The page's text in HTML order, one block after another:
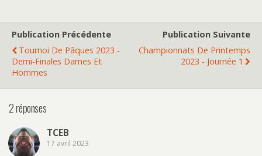
Publication Précédente
Tournoi De Pâques 2023 -
Demi-Finales Dames Et
Hommes
Publication Suivante
Championnats De Printemps
2023 - Journée 1
2 réponses
TCEB
17 avril 2023